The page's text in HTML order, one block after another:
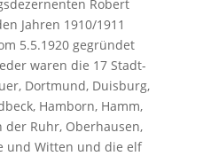
Ro­bert
Jah­ren 1910/1911
5.5.1920 ge­grün­det
wa­ren die 17 Stadt­
Dort­mund, Duis­burg,
Ham­born, Hamm,
der Ruhr, Ober­hau­sen,
und Wit­ten und die elf